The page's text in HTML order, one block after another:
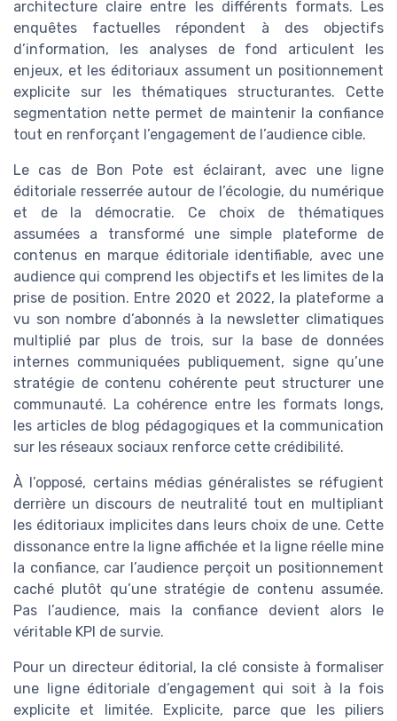
architecture claire entre les différents formats. Les
enquêtes factuelles répondent à des objectifs
d’information, les analyses de fond articulent les
enjeux, et les éditoriaux assument un positionnement
explicite sur les thématiques structurantes. Cette
segmentation nette permet de maintenir la confiance
tout en renforçant l’engagement de l’audience cible.
Le cas de Bon Pote est éclairant, avec une ligne
éditoriale resserrée autour de l’écologie, du numérique
et de la démocratie. Ce choix de thématiques
assumées a transformé une simple plateforme de
contenus en marque éditoriale identifiable, avec une
audience qui comprend les objectifs et les limites de la
prise de position. Entre 2020 et 2022, la plateforme a
vu son nombre d’abonnés à la newsletter climatiques
multiplié par plus de trois, sur la base de données
internes communiquées publiquement, signe qu’une
stratégie de contenu cohérente peut structurer une
communauté. La cohérence entre les formats longs,
les articles de blog pédagogiques et la communication
sur les réseaux sociaux renforce cette crédibilité.
À l’opposé, certains médias généralistes se réfugient
derrière un discours de neutralité tout en multipliant
les éditoriaux implicites dans leurs choix de une. Cette
dissonance entre la ligne affichée et la ligne réelle mine
la confiance, car l’audience perçoit un positionnement
caché plutôt qu’une stratégie de contenu assumée.
Pas l’audience, mais la confiance devient alors le
véritable KPI de survie.
Pour un directeur éditorial, la clé consiste à formaliser
une ligne éditoriale d’engagement qui soit à la fois
explicite et limitée. Explicite, parce que les piliers